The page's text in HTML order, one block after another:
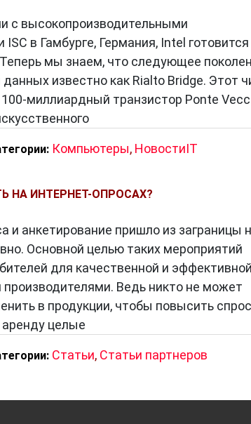
с высокопроизводительными
в Гамбурге, Германия, Intel готовится
мы знаем, что следующее
известно как Rialto Bridge. Этот
миллиардный транзистор Ponte
Компьютеры, НовостиIT
НА ИНТЕРНЕТ-ОПРОСАХ?
и анкетирование пришло из заграницы
Основной целью таких мероприятий
для качественной и
производителями. Ведь никто не может
в продукции, чтобы повысить
целые
Статьи, Статьи партнеров